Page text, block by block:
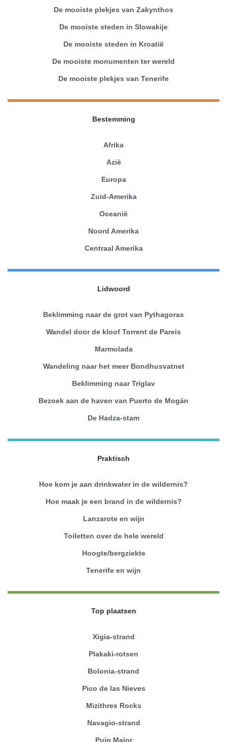
De mooiste plekjes van Zakynthos
De mooiste steden in Slowakije
De mooiste steden in Kroatië
De mooiste monumenten ter wereld
De mooiste plekjes van Tenerife
Bestemming
Afrika
Azië
Europa
Zuid-Amerika
Oceanië
Noord Amerika
Centraal Amerika
Lidwoord
Beklimming naar de grot van Pythagoras
Wandel door de kloof Torrent de Pareis
Marmolada
Wandeling naar het meer Bondhusvatnet
Beklimming naar Triglav
Bezoek aan de haven van Puerto de Mogán
De Hadza-stam
Praktisch
Hoe kom je aan drinkwater in de wildernis?
Hoe maak je een brand in de wildernis?
Lanzarote en wijn
Toiletten over de hele wereld
Hoogte/bergziekte
Tenerife en wijn
Top plaatsen
Xigia-strand
Plakaki-rotsen
Bolonia-strand
Pico de las Nieves
Mizithres Rocks
Navagio-strand
Puig Major